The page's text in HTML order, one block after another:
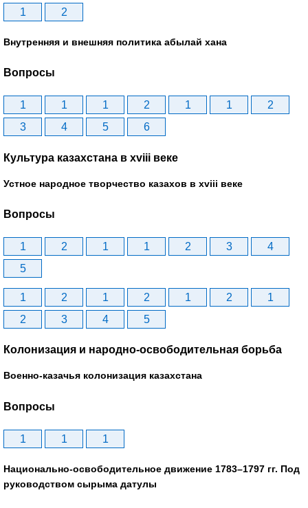
1
2
Внутренняя и внешняя политика абылай хана
Вопросы
1 1 1 2 1 1
2
3
4 5 6
Культура казахстана в xviii веке
Устное народное творчество казахов в xviii веке
Вопросы
1 2 1 1 2 3
4
5
1 2 1 2 1 2
1
2
3 4 5
Колонизация и народно-освободительная борьба
Военно-казачья колонизация казахстана
Вопросы
1 1 1
Национально-освободительное движение 1783–1797 гг. Под
руководством сырыма датулы